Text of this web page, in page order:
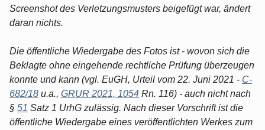
Screenshot des Verletzungsmusters beigefügt war, ändert
daran nichts.
Die öffentliche Wiedergabe des Fotos ist - wovon sich die
Beklagte ohne eingehende rechtliche Prüfung überzeugen
konnte und kann (vgl. EuGH, Urteil vom 22. Juni 2021 - C-
682/18 u.a., GRUR 2021, 1054 Rn. 116) - auch nicht nach
§ 51 Satz 1 UrhG zulässig. Nach dieser Vorschrift ist die
öffentliche Wiedergabe eines veröffentlichten Werkes zum